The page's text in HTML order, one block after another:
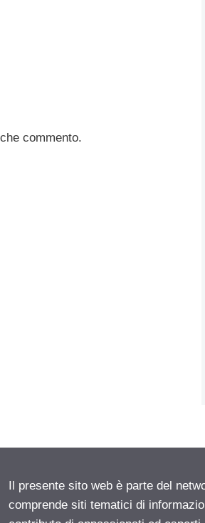
commento.
Il presente sito web è parte del
comprende siti tematici di